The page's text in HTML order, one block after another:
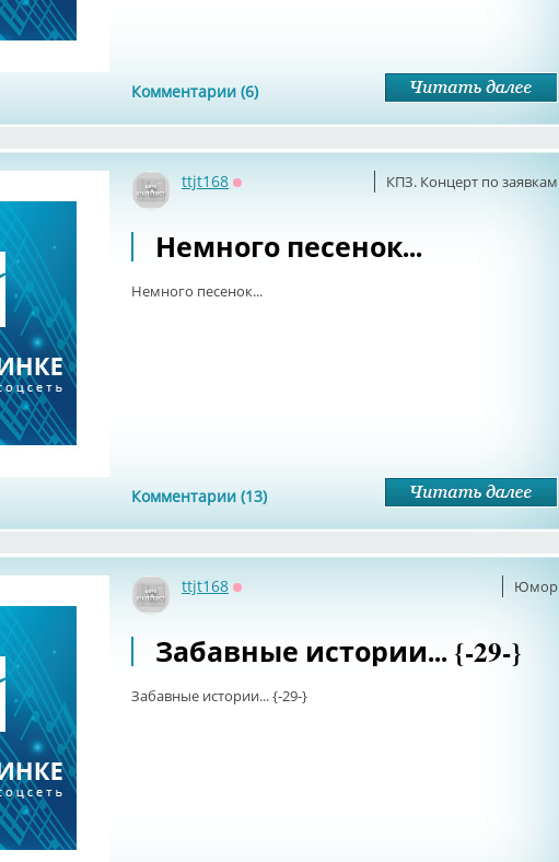
Комментарии (6)
КПЗ. Концерт по заявкам
ttjt168
Немного песенок...
Немного песенок...
Комментарии (13)
Юмор
ttjt168
Забавные истории... {-29-}
Забавные истории... {-29-}